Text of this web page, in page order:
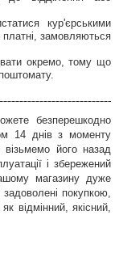
кур'єрськими
замовляються
окремо, тому що
безперешкодно
14 днів з моменту
його назад
і збережений
магазину дуже
покупкою,
відмінний, якісний,